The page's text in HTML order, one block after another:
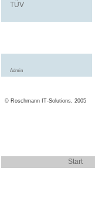
TÜV
Admin
© Roschmann IT-Solutions, 2005
Start